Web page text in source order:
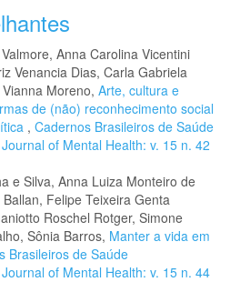
Anna Carolina Vicentini
Venancia Dias, Carla Gabriela
Moreno, Arte, cultura e
de (não) reconhecimento social
, Cadernos Brasileiros de Saúde
of Mental Health: v. 15 n. 42
e Silva, Anna Luiza Monteiro de
Felipe Teixeira Genta
Roschel Rotger, Simone
Sônia Barros, Manter a vida em
Brasileiros de Saúde
of Mental Health: v. 15 n. 44